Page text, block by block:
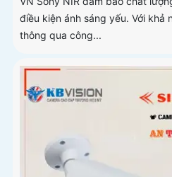
điều kiện ánh sáng yếu. Với khả
thông qua công...